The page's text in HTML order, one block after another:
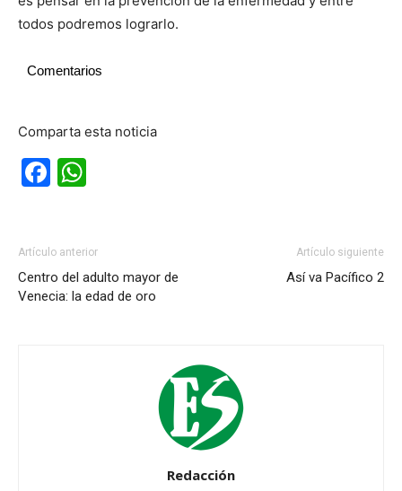
todos podremos lograrlo.
Comentarios
Comparta esta noticia
Facebook
Artículo anterior
Centro del adulto mayor de
Venecia: la edad de oro
Artículo siguiente
Así va Pacífico 2
Redacción